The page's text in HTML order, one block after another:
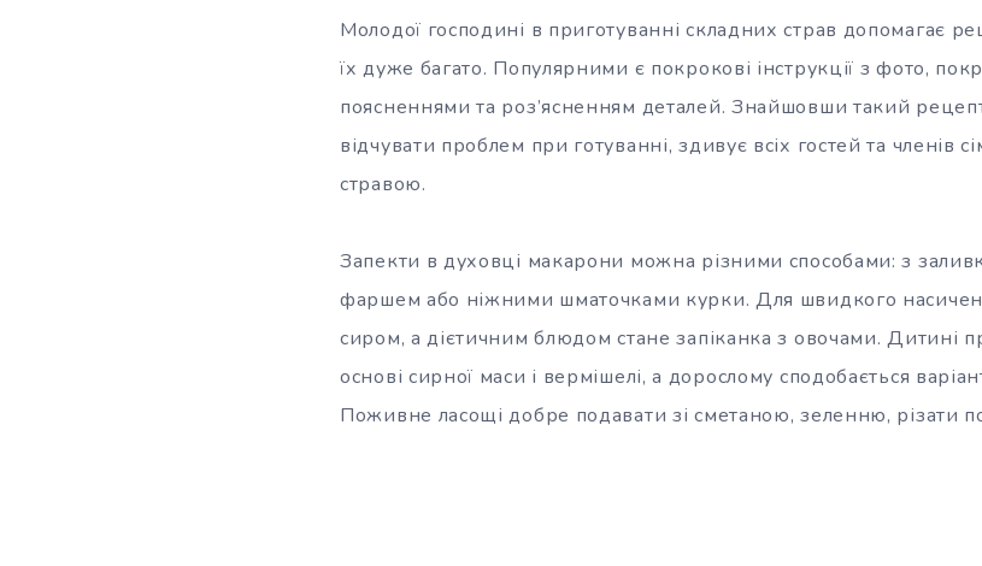
Молодої господині в приготуванні складних страв допомагає
їх дуже багато. Популярними є покрокові інструкції з фото,
поясненнями та роз’ясненням деталей. Знайшовши такий
відчувати проблем при готуванні, здивує всіх гостей та членів
стравою.
Запекти в духовці макарони можна різними способами: з
фаршем або ніжними шматочками курки. Для швидкого
сиром, а дієтичним блюдом стане запіканка з овочами. Дитині
основі сирної маси і вермішелі, а дорослому сподобається
Поживне ласощі добре подавати зі сметаною, зеленню, різати